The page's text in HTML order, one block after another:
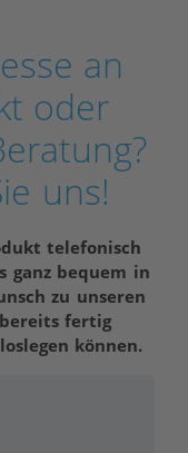
an
oder
uns!
telefonisch
ganz bequem in
zu unseren
bereits fertig
können.